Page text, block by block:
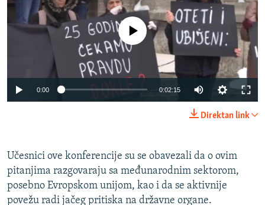
No media source currently available
0:00 0:02:15
Direktan link
Učesnici ove konferencije su se obavezali da o ovim
pitanjima razgovaraju sa međunarodnim sektorom,
posebno Evropskom unijom, kao i da se aktivnije
povežu radi jačeg pritiska na državne organe.